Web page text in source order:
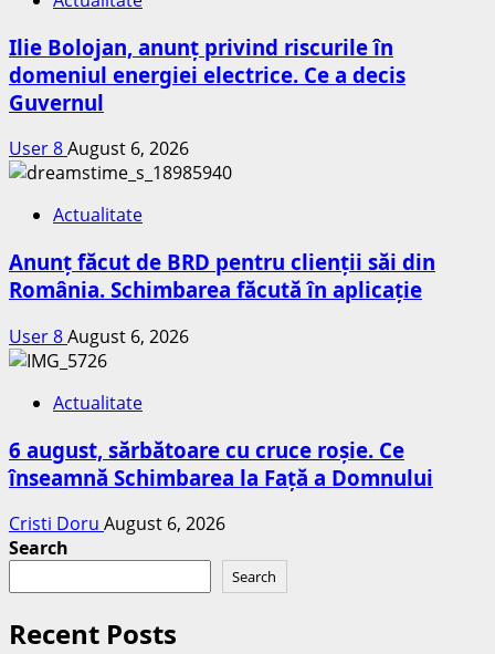
Ilie Bolojan, anunț privind riscurile în
domeniul energiei electrice. Ce a decis
Guvernul
User 8August 6, 2026
Actualitate
Anunț făcut de BRD pentru clienții săi din
România. Schimbarea făcută în aplicație
User 8August 6, 2026
Actualitate
6 august, sărbătoare cu cruce roșie. Ce
înseamnă Schimbarea la Față a Domnului
Cristi Doru August 6, 2026
Search
Search
Recent Posts